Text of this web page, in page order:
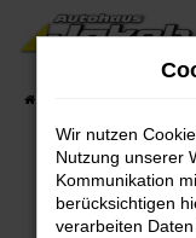
Zum
Hauptinhalt
Fehler:
Wir nutzen
Nutzung unserer
Kommunikation
berücksichtigen
verarbeiten